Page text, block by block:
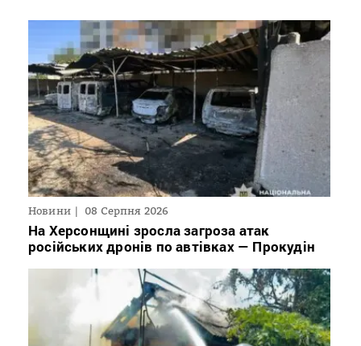
Новини 08 Серпня 2026
На Херсонщині зросла загроза атак
російських дронів по автівках — Прокудін